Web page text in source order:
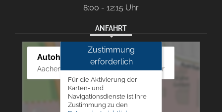
8:00 - 12:15 Uhr
ANFAHRT
Autohaus Westphal
Aachener Str. 84 - 88, 52249 Eschweiler
Zustimmung
erforderlich
Für die Aktivierung der
Karten- und
Navigationsdienste ist Ihre
Zustimmung zu den